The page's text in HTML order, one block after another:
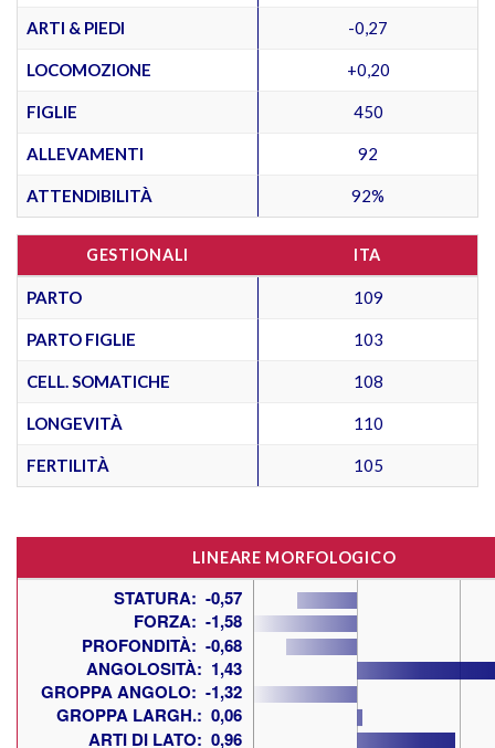
ARTI & PIEDI -0,27
LOCOMOZIONE +0,20
FIGLIE 450
ALLEVAMENTI 92
ATTENDIBILITÀ 92%
GESTIONALI ITA
PARTO 109
PARTO FIGLIE 103
CELL. SOMATICHE 108
LONGEVITÀ 110
FERTILITÀ 105
LINEARE MORFOLOGICO